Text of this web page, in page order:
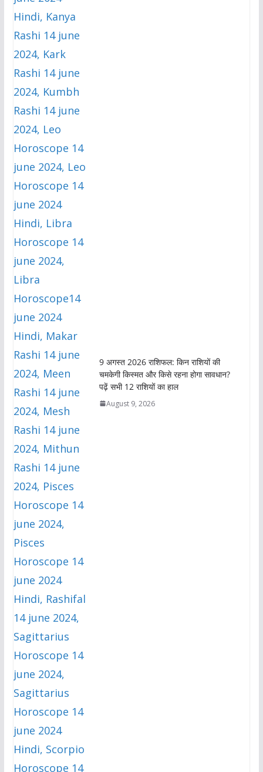
9 अगस्त 2026 राशिफल: किन राशियों की
चमकेगी किस्मत और किसे रहना होगा सावधान?
पढ़ें सभी 12 राशियों का हाल
August 9, 2026